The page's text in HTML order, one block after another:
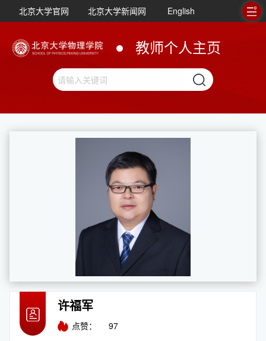
北京大学官网 北京大学新闻网 English
教师个人主页
许福军
点赞： 97